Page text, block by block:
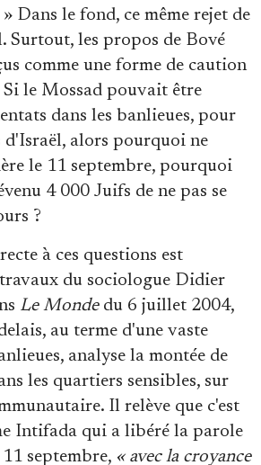
Dans le fond, ce même rejet de
Surtout, les propos de Bové
comme une forme de caution
Si le Mossad pouvait être
dans les banlieues, pour
alors pourquoi ne
le 11 septembre, pourquoi
4 000 Juifs de ne pas se
?
à ces questions est
du sociologue Didier
Le Mondedu 6 juillet 2004,
au terme d'une vaste
analyse la montée de
les quartiers sensibles, sur
Il relève que c'est
Intifada qui a libéré la parole
septembre, « avec la croyance